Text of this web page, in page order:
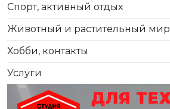
Спорт, активный отдых
Животный и растительный мир
Хобби, контакты
Услуги